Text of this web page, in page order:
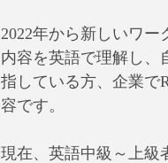
2022年から新しいワ
内容を英語で理解し、
指している方、企業で
容です。
現在、英語中級～上級